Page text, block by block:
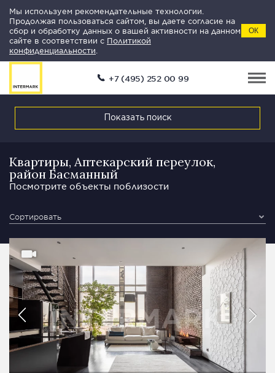
Мы используем рекомендательные технологии.
Продолжая пользоваться сайтом, вы даете согласие на
сбор и обработку данных о вашей активности на данном
сайте в соответствии с Политикой
конфиденциальности
ОК
+7 (495) 252 00 99
Показать поиск
Квартиры, Аптекарский переулок,
район Басманный
Посмотрите объекты поблизости
Сортировать